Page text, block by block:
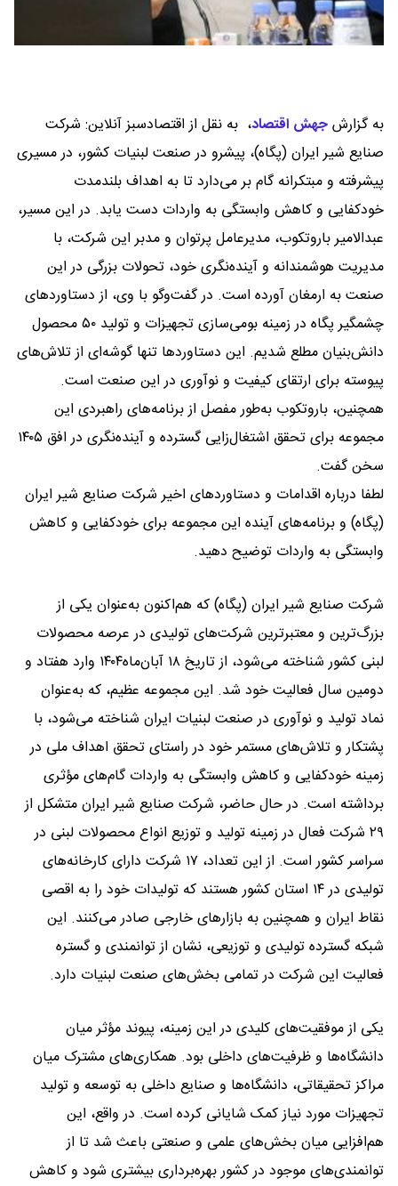
به گزارشجهش اقتصاد، به نقل از اقتصادسبز آنلاین: شرکت
صنایع شیر ایران (پگاه)، پیشرو در صنعت لبنیات کشور، در مسیری
پیشرفته و مبتکرانه گام بر می‌دارد تا به اهداف بلندمدت
خودکفایی و کاهش وابستگی به واردات دست یابد. در این مسیر،
عبدالامیر باروتکوب، مدیرعامل پرتوان و مدبر این شرکت، با
مدیریت هوشمندانه و آینده‌نگری خود، تحولات بزرگی در این
صنعت به ارمغان آورده است. در گفت‌وگو با وی، از دستاوردهای
چشمگیر پگاه در زمینه بومی‌سازی تجهیزات و تولید ۵۰ محصول
دانش‌بنیان مطلع شدیم. این دستاوردها تنها گوشه‌ای از تلاش‌های
پیوسته برای ارتقای کیفیت و نوآوری در این صنعت است.
همچنین، باروتکوب به‌طور مفصل از برنامه‌های راهبردی این
مجموعه برای تحقق اشتغال‌زایی گسترده و آینده‌نگری در افق ۱۴۰۵
سخن گفت.
لطفا درباره اقدامات و دستاوردهای اخیر شرکت صنایع شیر ایران
(پگاه) و برنامه‌های آینده این مجموعه برای خودکفایی و کاهش
وابستگی به واردات توضیح دهید.
شرکت صنایع شیر ایران (پگاه) که هم‌اکنون به‌عنوان یکی از
بزرگ‌ترین و معتبرترین شرکت‌های تولیدی در عرصه محصولات
لبنی کشور شناخته می‌شود، از تاریخ ۱۸ آبان‌ماه۱۴۰۴ وارد هفتاد و
دومین سال فعالیت خود شد. این مجموعه عظیم، که به‌عنوان
نماد تولید و نوآوری در صنعت لبنیات ایران شناخته می‌شود، با
پشتکار و تلاش‌های مستمر خود در راستای تحقق اهداف ملی در
زمینه خودکفایی و کاهش وابستگی به واردات گام‌های مؤثری
برداشته است. در حال حاضر، شرکت صنایع شیر ایران متشکل از
۲۹ شرکت فعال در زمینه تولید و توزیع انواع محصولات لبنی در
سراسر کشور است. از این تعداد، ۱۷ شرکت دارای کارخانه‌های
تولیدی در ۱۴ استان کشور هستند که تولیدات خود را به اقصی
نقاط ایران و همچنین به بازارهای خارجی صادر می‌کنند. این
شبکه گسترده تولیدی و توزیعی، نشان از توانمندی و گستره
فعالیت این شرکت در تمامی بخش‌های صنعت لبنیات دارد.
یکی از موفقیت‌های کلیدی در این زمینه، پیوند مؤثر میان
دانشگاه‌ها و ظرفیت‌های داخلی بود. همکاری‌های مشترک میان
مراکز تحقیقاتی، دانشگاه‌ها و صنایع داخلی به توسعه و تولید
تجهیزات مورد نیاز کمک شایانی کرده است. در واقع، این
هم‌افزایی میان بخش‌های علمی و صنعتی باعث شد تا از
توانمندی‌های موجود در کشور بهره‌برداری بیشتری شود و کاهش